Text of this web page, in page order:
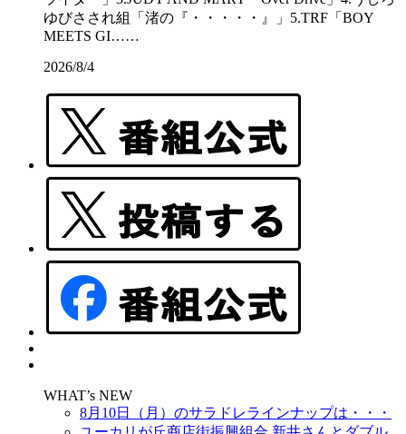
ゆびさされ組「渚の『・・・・・』」5.TRF「BOY
MEETS GI……
2026/8/4
WHAT’s NEW
8月10日（月）のサラドレラインナップは・・・